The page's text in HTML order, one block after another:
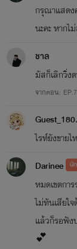
>> เคยติดอันดั
กรุณาแสดง
นะคะ หาก
ชาล
มัสก็เลิกวิ่ง
จากตอน:
ไรท์ยังขายไ
Darinee นั
หมดเขตกา
ไม่ทันเสียใ
แล้วก็รอฟัง
💕